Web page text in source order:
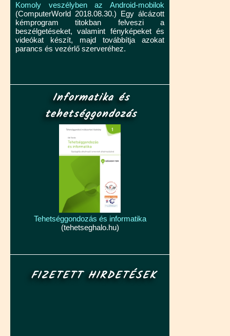
Komoly veszélyben az Android-mobilok
(ComputerWorld 2018.08.30.) Egy álcázott
kémprogram titokban felveszi a
beszélgetéseket, valamint fényképeket és
videókat készít, majd továbbítja azokat
parancs és vezérlő szerveréhez.
Informatika és
tehetséggondozás
Tehetséggondozás és informatika
(tehetseghalo.hu)
FIZETETT HIRDETÉSEK